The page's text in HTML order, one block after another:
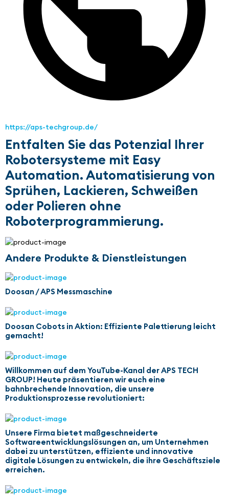
https://aps-techgroup.de/
Entfalten Sie das Potenzial Ihrer
Robotersysteme mit Easy
Automation. Automatisierung von
Sprühen, Lackieren, Schweißen
oder Polieren ohne
Roboterprogrammierung.
Andere Produkte & Dienstleistungen
Doosan / APS Messmaschine
Doosan Cobots in Aktion: Effiziente Palettierung leicht
gemacht!
Willkommen auf dem YouTube-Kanal der APS TECH
GROUP! Heute präsentieren wir euch eine
bahnbrechende Innovation, die unsere
Produktionsprozesse revolutioniert:
Unsere Firma bietet maßgeschneiderte
Softwareentwicklungslösungen an, um Unternehmen
dabei zu unterstützen, effiziente und innovative
digitale Lösungen zu entwickeln, die ihre Geschäftsziele
erreichen.